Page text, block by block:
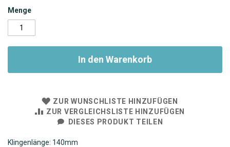
Menge
In den Warenkorb
ZUR WUNSCHLISTE HINZUFÜGEN
ZUR VERGLEICHSLISTE HINZUFÜGEN
DIESES PRODUKT TEILEN
Klingenlänge: 140mm